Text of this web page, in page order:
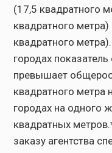
(17,5 квадратного
квадратного
квадратного
городах
превышает
квадратного метра
городах на одного
квадратных
заказу агентства